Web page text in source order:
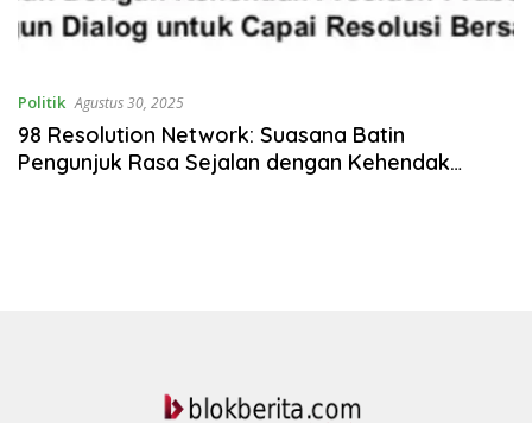
Politik Agustus 30, 2025
98 Resolution Network: Suasana Batin
Pengunjuk Rasa Sejalan dengan Kehendak